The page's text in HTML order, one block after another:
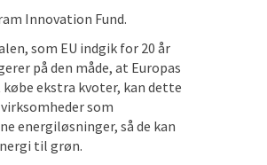
Innovation Fund.
som EU indgik for 20 år
på den måde, at Europas
ekstra kvoter, kan dette
som
energiløsninger, så de kan
til grøn.